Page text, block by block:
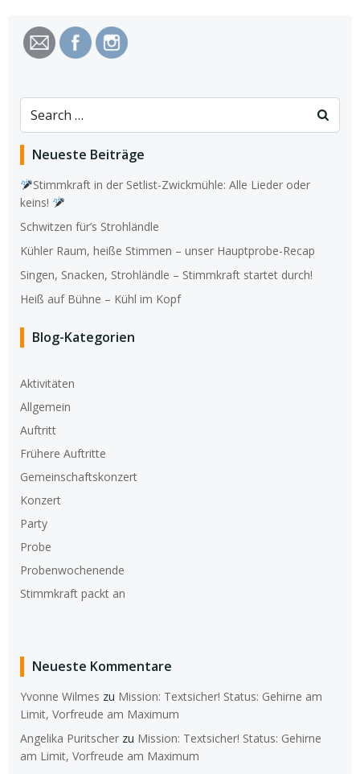
Search
for:
Neueste Beiträge
Stimmkraft in der Setlist-Zwickmühle: Alle Lieder oder
keins!
Schwitzen für’s Strohländle
Kühler Raum, heiße Stimmen – unser Hauptprobe-Recap
Singen, Snacken, Strohländle – Stimmkraft startet durch!
Heiß auf Bühne – Kühl im Kopf
Blog-Kategorien
Aktivitäten
Allgemein
Auftritt
Frühere Auftritte
Gemeinschaftskonzert
Konzert
Party
Probe
Probenwochenende
Stimmkraft packt an
Neueste Kommentare
Yvonne Wilmes zu Mission: Textsicher! Status: Gehirne am
Limit, Vorfreude am Maximum
Angelika Puritscher zu Mission: Textsicher! Status: Gehirne
am Limit, Vorfreude am Maximum